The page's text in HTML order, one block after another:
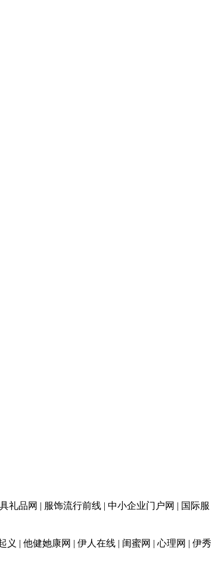
礼品网 | 服饰流行前线 | 中小企业门户网 | 国际服
| 他健她康网 | 伊人在线 | 闺蜜网 | 心理网 | 伊秀